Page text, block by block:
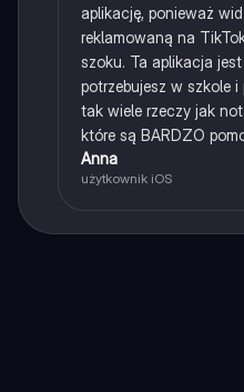
aplikację, ponieważ
reklamowaną na
szoku. Ta aplikacja
potrzebujesz w szkole
tak wiele rzeczy jak
które są BARDZO
Anna
użytkownik iOS